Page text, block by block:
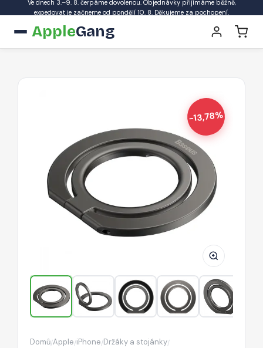
Ve dnech 3.–9. 8. čerpáme dovolenou. Objednávky přijímáme běžně,
expedovat je začneme od pondělí 10. 8. Děkujeme za pochopení.
AppleGang
-13,78%
SUCH000013
Halo
Magnetický
s
prstýnkem,
šedý
Domů/Apple/iPhone/Držáky a stojánky/